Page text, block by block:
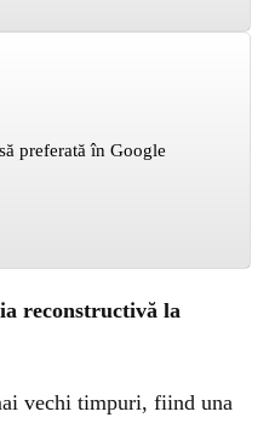
preferată în Google
reconstructivă la
vechi timpuri, fiind una